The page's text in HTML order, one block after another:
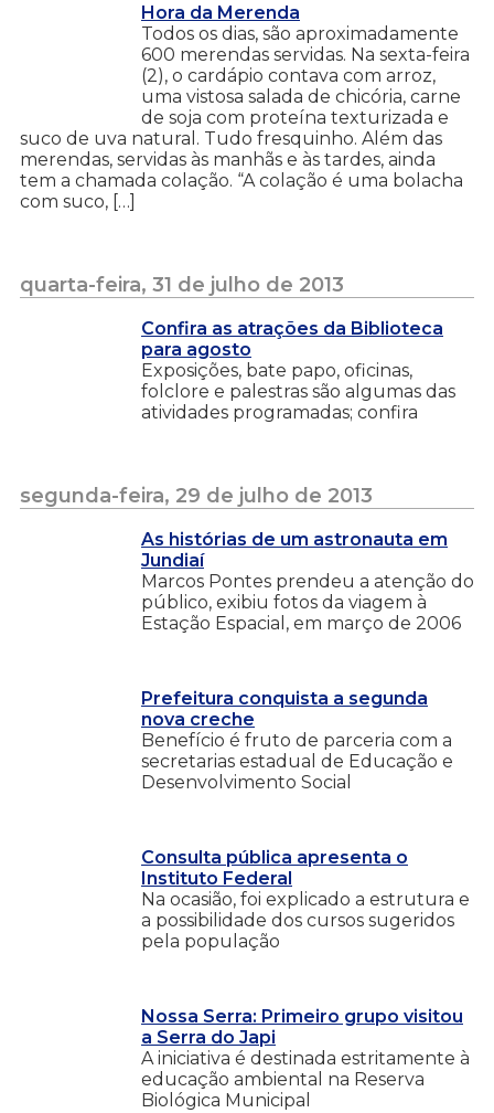
Hora da Merenda
Todos os dias, são aproximadamente
600 merendas servidas. Na sexta-feira
(2), o cardápio contava com arroz,
uma vistosa salada de chicória, carne
de soja com proteína texturizada e
suco de uva natural. Tudo fresquinho. Além das
merendas, servidas às manhãs e às tardes, ainda
tem a chamada colação. “A colação é uma bolacha
com suco, […]
quarta-feira, 31 de julho de 2013
Confira as atrações da Biblioteca
para agosto
Exposições, bate papo, oficinas,
folclore e palestras são algumas das
atividades programadas; confira
segunda-feira, 29 de julho de 2013
As histórias de um astronauta em
Jundiaí
Marcos Pontes prendeu a atenção do
público, exibiu fotos da viagem à
Estação Espacial, em março de 2006
Prefeitura conquista a segunda
nova creche
Benefício é fruto de parceria com a
secretarias estadual de Educação e
Desenvolvimento Social
Consulta pública apresenta o
Instituto Federal
Na ocasião, foi explicado a estrutura e
a possibilidade dos cursos sugeridos
pela população
Nossa Serra: Primeiro grupo visitou
a Serra do Japi
A iniciativa é destinada estritamente à
educação ambiental na Reserva
Biológica Municipal